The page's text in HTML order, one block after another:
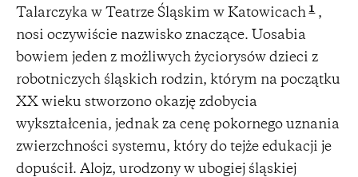
Talarczyka w Teatrze Śląskim w Katowicach 1 ,
nosi oczywiście nazwisko znaczące. Uosabia
bowiem jeden z możliwych życiorysów dzieci z
robotniczych śląskich rodzin, którym na początku
XX wieku stworzono okazję zdobycia
wykształcenia, jednak za cenę pokornego uznania
zwierzchności systemu, który do tejże edukacji je
dopuścił. Alojz, urodzony w ubogiej śląskiej